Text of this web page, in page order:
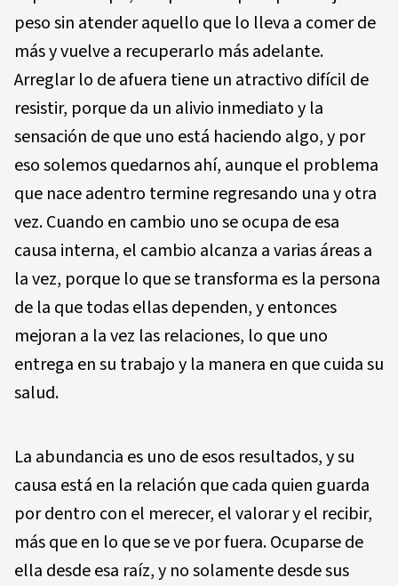
peso sin atender aquello que lo lleva a comer de
más y vuelve a recuperarlo más adelante.
Arreglar lo de afuera tiene un atractivo difícil de
resistir, porque da un alivio inmediato y la
sensación de que uno está haciendo algo, y por
eso solemos quedarnos ahí, aunque el problema
que nace adentro termine regresando una y otra
vez. Cuando en cambio uno se ocupa de esa
causa interna, el cambio alcanza a varias áreas a
la vez, porque lo que se transforma es la persona
de la que todas ellas dependen, y entonces
mejoran a la vez las relaciones, lo que uno
entrega en su trabajo y la manera en que cuida su
salud.
La abundancia es uno de esos resultados, y su
causa está en la relación que cada quien guarda
por dentro con el merecer, el valorar y el recibir,
más que en lo que se ve por fuera. Ocuparse de
ella desde esa raíz, y no solamente desde sus